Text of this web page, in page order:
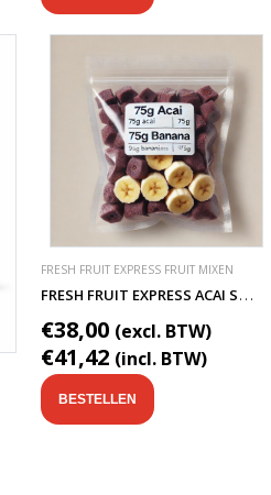
FRESH FRUIT EXPRESS FRUIT MIXEN
F
RESH FRUIT EXPRESS ACAI SMOOTHIE FRUITMIX
€38,00 (excl. BTW)
€41,42 (incl. BTW)
BESTELLEN